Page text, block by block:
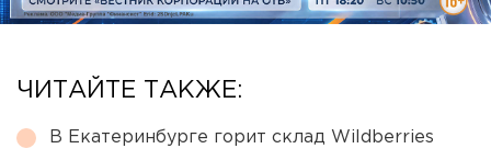
ЧИТАЙТЕ ТАКЖЕ:
В Екатеринбурге горит склад Wildberries